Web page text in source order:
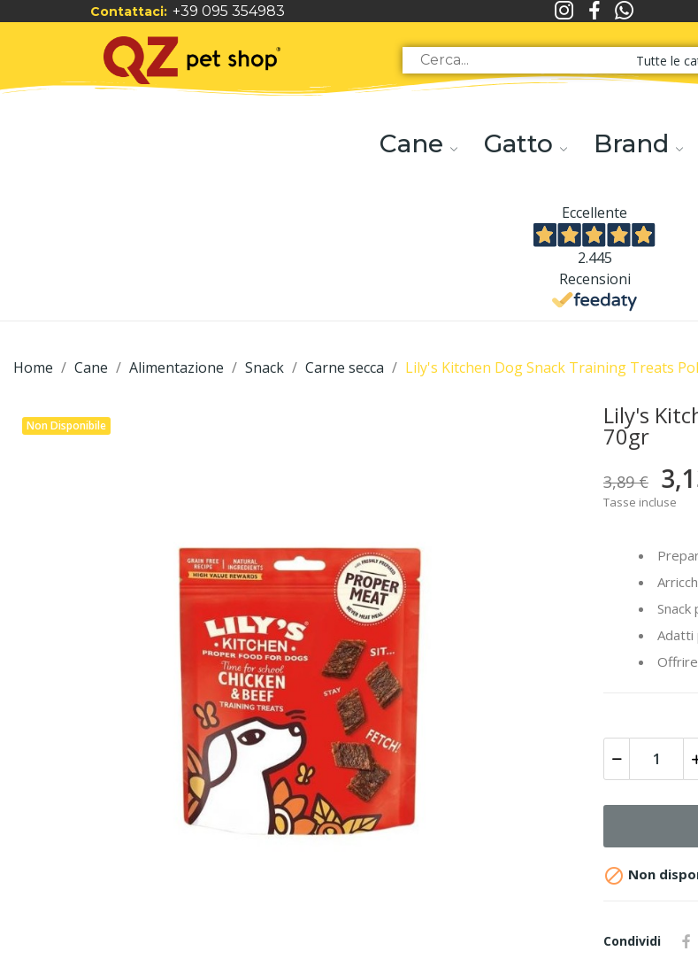
Contattaci: +39 095 354983
Cane Gatto Brand
Eccellente
2.445
Recensioni
Home Cane Alimentazione Snack Carne secca Lily's Kitchen Dog Snack Training Treats
Non Disponibile Lily's
70gr
3,89 €
Tasse incluse
Adatti
 Non
Condividi